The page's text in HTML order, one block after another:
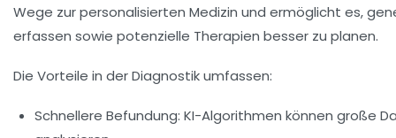
Wege zur personalisierten Medizin und ermöglicht es,
erfassen sowie potenzielle Therapien besser zu planen.
Die Vorteile in der Diagnostik umfassen:
Schnellere Befundung: KI-Algorithmen können große